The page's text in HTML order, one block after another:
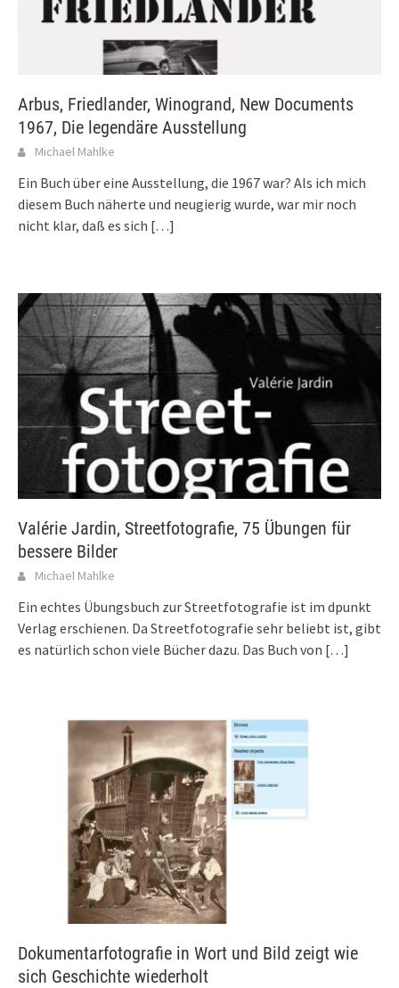
Arbus, Friedlander, Winogrand, New Documents
1967, Die legendäre Ausstellung
Michael Mahlke
Ein Buch über eine Ausstellung, die 1967 war? Als ich mich
diesem Buch näherte und neugierig wurde, war mir noch
nicht klar, daß es sich […]
Valérie Jardin, Streetfotografie, 75 Übungen für
bessere Bilder
Michael Mahlke
Ein echtes Übungsbuch zur Streetfotografie ist im dpunkt
Verlag erschienen. Da Streetfotografie sehr beliebt ist, gibt
es natürlich schon viele Bücher dazu. Das Buch von […]
Dokumentarfotografie in Wort und Bild zeigt wie
sich Geschichte wiederholt